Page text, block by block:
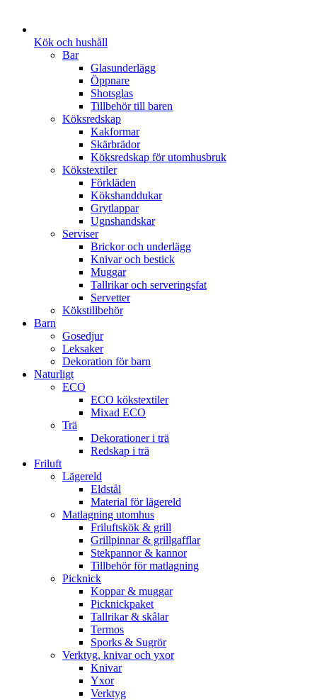
Kök och hushåll
Bar
Glasunderlägg
Öppnare
Shotsglas
Tillbehör till baren
Köksredskap
Kakformar
Skärbrädor
Köksredskap för utomhusbruk
Kökstextiler
Förkläden
Kökshanddukar
Grytlappar
Ugnshandskar
Serviser
Brickor och underlägg
Knivar och bestick
Muggar
Tallrikar och serveringsfat
Servetter
Kökstillbehör
Barn
Gosedjur
Leksaker
Dekoration för barn
Naturligt
ECO
ECO kökstextiler
Mixad ECO
Trä
Dekorationer i trä
Redskap i trä
Friluft
Lägereld
Eldstål
Material för lägereld
Matlagning utomhus
Friluftskök & grill
Grillpinnar & grillgafflar
Stekpannor & kannor
Tillbehör för matlagning
Picknick
Koppar & muggar
Picknickpaket
Tallrikar & skålar
Termos
Sporks & Sugrör
Verktyg, knivar och yxor
Knivar
Yxor
Verktyg